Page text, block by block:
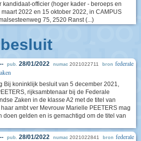
kandidaat-officier (hoger kader - beroeps en
2022 en 15 oktober 2022, in CAMPUS
75, 2520 Ranst (...)
-- pub. 28/01/2022 numac 2021022711 bron federale
Bij koninklijk besluit van 5 december 2021,
rijksambtenaar bij de Federale
Zaken in de klasse A2 met de titel van
ambt ver Mevrouw Marielle PEETERS mag
doen gelden en is gemachtigd om de titel van
-- pub. 28/01/2022 numac 2021022841 bron federale